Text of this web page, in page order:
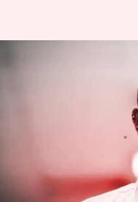
Iran Pop
స్టార్
ఈ వార్తాకథనం ఏంటి